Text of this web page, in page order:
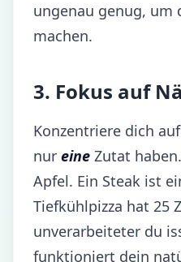
ungenau genug, um
machen.
3. Fokus auf
Konzentriere dich
nur eine Zutat
Apfel. Ein Steak ist
Tiefkühlpizza hat 25
unverarbeiteter du
funktioniert dein